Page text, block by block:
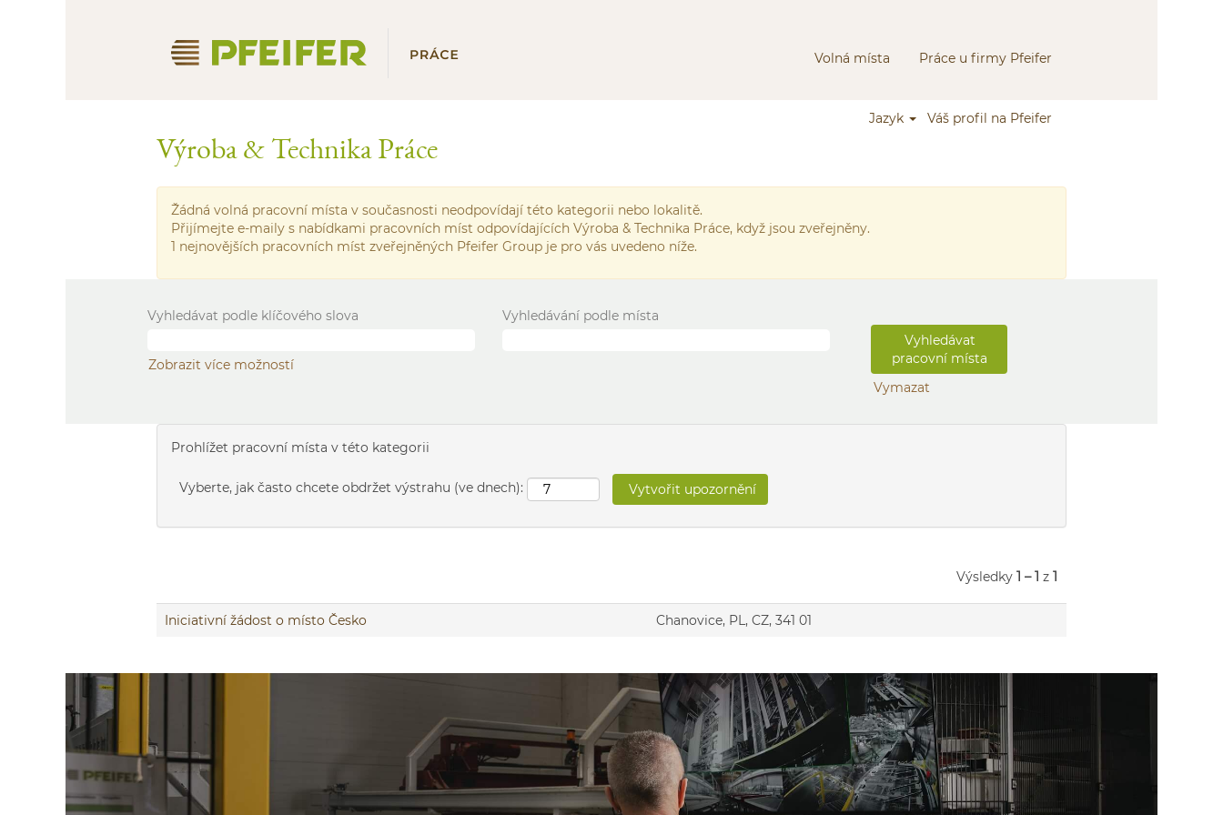
Volná místa Práce u firmy Pfeifer
Jazyk Váš profil na Pfeifer
Výroba & Technika Práce
Žádná volná pracovní místa v současnosti neodpovídají této kategorii nebo lokalitě.
Přijímejte e-maily s nabídkami pracovních míst odpovídajících Výroba & Technika Práce, když jsou zveřejněny.
1 nejnovějších pracovních míst zveřejněných Pfeifer Group je pro vás uvedeno níže.
Vyhledávat podle klíčového slova Vyhledávání podle místa
Zobrazit více možností
Vymazat
Prohlížet pracovní místa v této kategorii
Vyberte, jak často chcete obdržet výstrahu (ve dnech):
Výsledky 1 – 1 z 1
Iniciativní žádost o místo Česko Chanovice, PL, CZ, 341 01